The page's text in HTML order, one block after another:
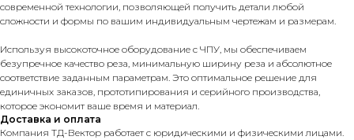
современной технологии, позволяющей получить детали любой
сложности и формы по вашим индивидуальным чертежам и размерам.
Используя высокоточное оборудование с ЧПУ, мы обеспечиваем
безупречное качество реза, минимальную ширину реза и абсолютное
соответствие заданным параметрам. Это оптимальное решение для
единичных заказов, прототипирования и серийного производства,
которое экономит ваше время и материал.
Доставка и оплата
Компания ТД-Вектор работает с юридическими и физическими лицами.